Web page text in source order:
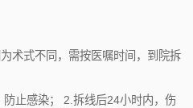
术式不同，需按医嘱时间，到院拆
防止感染； 2.拆线后24小时内，伤